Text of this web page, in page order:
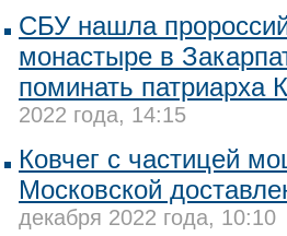
CБУ нашла
монастыре в
поминать патриарха
2022 года, 14:15
Ковчег с частицей
Московской
декабря 2022 года, 10:10